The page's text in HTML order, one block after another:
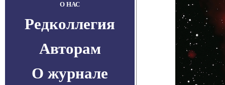
О НАС
Редколлегия
Авторам
О журнале